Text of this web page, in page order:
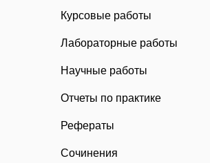
Курсовые работы
Лабораторные работы
Научные работы
Отчеты по практике
Рефераты
Сочинения